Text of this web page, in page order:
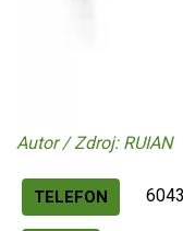
Autor / Zdroj: RUIAN
TELEFON